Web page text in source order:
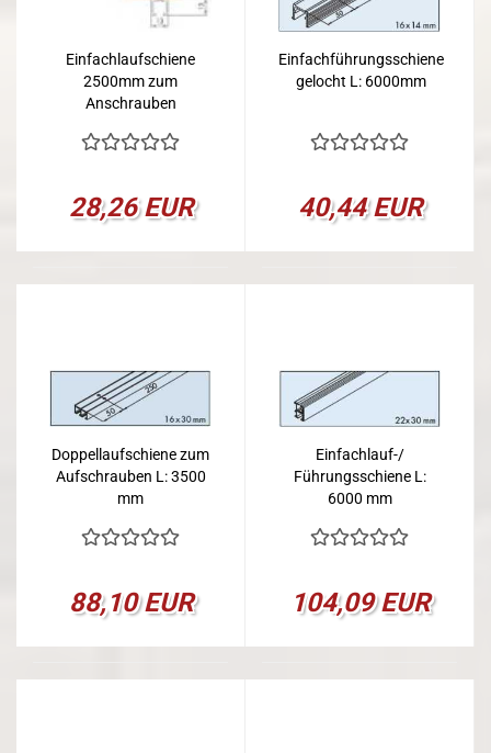
Einfachlaufschiene
2500mm zum
Anschrauben
28,26 EUR
Einfachführungsschiene
gelocht L: 6000mm
40,44 EUR
Doppellaufschiene zum
Aufschrauben L: 3500
mm
88,10 EUR
Einfachlauf-/
Führungsschiene L:
6000 mm
104,09 EUR